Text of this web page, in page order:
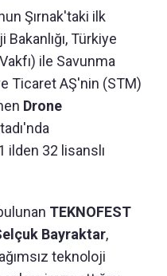
Şırnak'taki ilk
Türkiye
ile Savunma
Ticaret AŞ'nin (STM)
Drone
ilden 32 lisanslı
TEKNOFEST
Bayraktar,
teknoloji